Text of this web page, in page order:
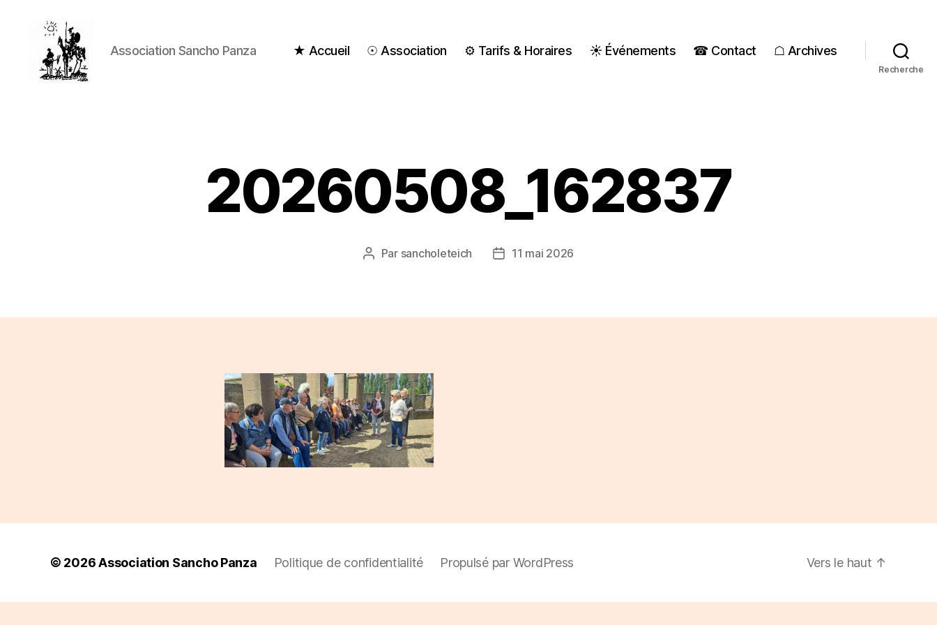
Association Sancho Panza ★ Accueil ☉ Association ⚙ Tarifs & Horaires ☀ Événements ☎ Contact ☖ Archives
Recherche
20260508_162837
Auteur
Par sancholeteich
Date11 mai 2026
© 2026Association Sancho Panza Politique de confidentialité Propulsé par WordPress Vers le haut ↑